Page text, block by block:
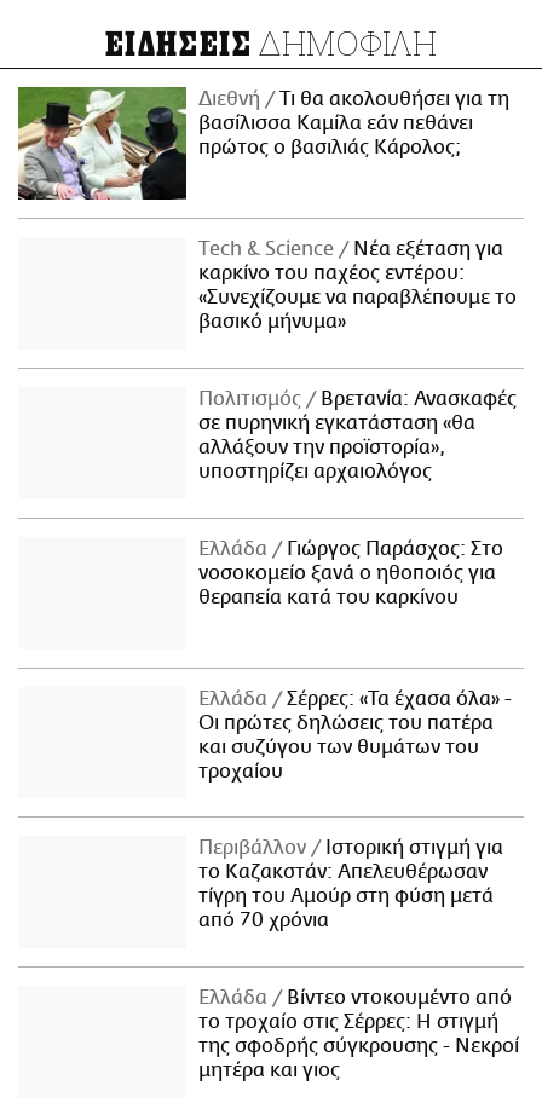
ΕΙΔΗΣΕΙΣ ΔΗΜΟΦΙΛΗ
Διεθνή
Τι θα ακολουθήσει για τη
βασίλισσα Καμίλα εάν πεθάνει
πρώτος ο βασιλιάς Κάρολος;
Τech & Science
Νέα εξέταση για
καρκίνο του παχέος εντέρου:
«Συνεχίζουμε να παραβλέπουμε το
βασικό μήνυμα»
Πολιτισμός
Βρετανία: Ανασκαφές
σε πυρηνική εγκατάσταση «θα
αλλάξουν την προϊστορία»,
υποστηρίζει αρχαιολόγος
Ελλάδα
Γιώργος Παράσχος: Στο
νοσοκομείο ξανά ο ηθοποιός για
θεραπεία κατά του καρκίνου
Ελλάδα
Σέρρες: «Τα έχασα όλα» -
Οι πρώτες δηλώσεις του πατέρα
και συζύγου των θυμάτων του
τροχαίου
Περιβάλλον
Ιστορική στιγμή για
το Καζακστάν: Απελευθέρωσαν
τίγρη του Αμούρ στη φύση μετά
από 70 χρόνια
Ελλάδα
Βίντεο ντοκουμέντο από
το τροχαίο στις Σέρρες: Η στιγμή
της σφοδρής σύγκρουσης - Νεκροί
μητέρα και γιος